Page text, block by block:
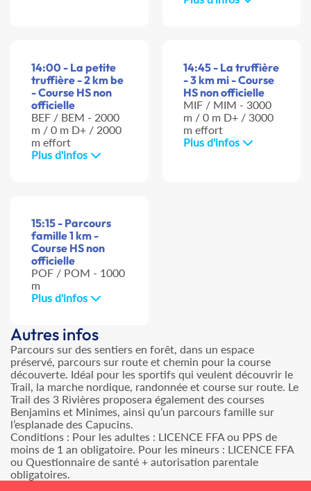
14:00 - La petite
truffière - 2 km be
- Course HS non
officielle
BEF / BEM - 2000
m / 0 m D+ / 2000
m effort
Plus d'infos
14:45 - La truffière
- 3 km mi - Course
HS non officielle
MIF / MIM - 3000
m / 0 m D+ / 3000
m effort
Plus d'infos
15:15 - Parcours
famille 1 km -
Course HS non
officielle
POF / POM - 1000
m
Plus d'infos
Autres infos
Parcours sur des sentiers en forêt, dans un espace
préservé, parcours sur route et chemin pour la course
découverte. Idéal pour les sportifs qui veulent découvrir le
Trail, la marche nordique, randonnée et course sur route. Le
Trail des 3 Rivières proposera également des courses
Benjamins et Minimes, ainsi qu’un parcours famille sur
l’esplanade des Capucins.
Conditions : Pour les adultes : LICENCE FFA ou PPS de
moins de 1 an obligatoire. Pour les mineurs : LICENCE FFA
ou Questionnaire de santé + autorisation parentale
obligatoires.